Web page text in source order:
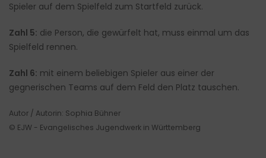
Spieler auf dem Spielfeld zum Startfeld zurück.
Zahl 5: die Person, die gewürfelt hat, muss einmal um das
Spielfeld rennen.
Zahl 6: mit einem beliebigen Spieler aus einer der
gegnerischen Teams auf dem Feld den Platz tauschen.
Autor / Autorin: Sophia Bühner
© EJW - Evangelisches Jugendwerk in Württemberg